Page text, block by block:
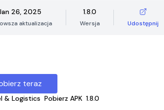
26, 2025
aktualizacja
1.8.0
Wersja Udostępnij
teraz
& Logistics Pobierz APK 1.8.0